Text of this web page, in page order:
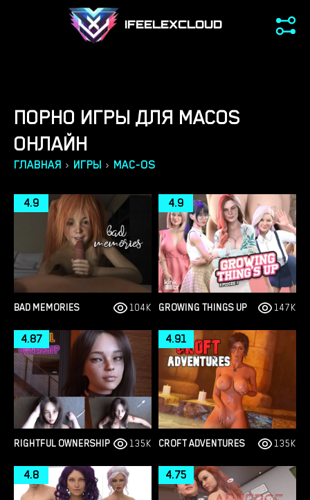
IFEELEXCLOUD
ПОРНО ИГРЫ ДЛЯ MACOS
ОНЛАЙН
ГЛАВНАЯ › ИГРЫ › MAC-OS
BAD MEMORIES
4.9
104K GROWING THINGS UP
4.9
147K
RIGHTFUL OWNERSHIP
4.87
135K CROFT ADVENTURES
4.91
135K
4.8 4.75